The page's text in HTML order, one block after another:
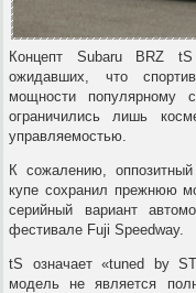
Концепт Subaru BRZ
ожидавших, что
мощности популярному
ограничились лишь
управляемостью.
К сожалению, оппозитный
купе сохранил прежнюю
серийный вариант
фестивале Fuji Speedway.
tS означает «tuned by
модель не является